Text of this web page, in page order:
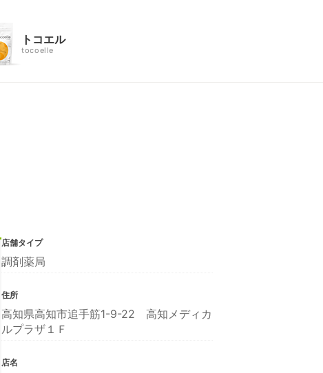
トコエル
tocoelle
店舗タイプ
調剤薬局
住所
高知県高知市追手筋1-9-22 高知メディカ
ルプラザ１Ｆ
店名